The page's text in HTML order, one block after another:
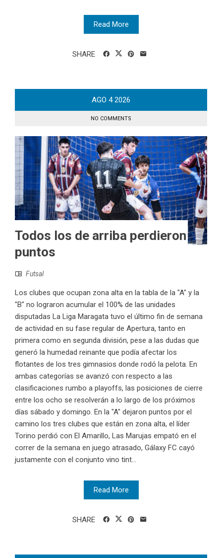
Read More
SHARE
AGO 4 2026
NO COMMENTS
Todos los de arriba perdieron
puntos
Futsal
Los clubes que ocupan zona alta en la tabla de la "A" y la
"B" no lograron acumular el 100% de las unidades
disputadas La Liga Maragata tuvo el último fin de semana
de actividad en su fase regular de Apertura, tanto en
primera como en segunda división, pese a las dudas que
generó la humedad reinante que podía afectar los
flotantes de los tres gimnasios donde rodó la pelota. En
ambas categorías se avanzó con respecto a las
clasificaciones rumbo a playoffs, las posiciones de cierre
entre los ocho se resolverán a lo largo de los próximos
días sábado y domingo. En la "A" dejaron puntos por el
camino los tres clubes que están en zona alta, el líder
Torino perdió con El Amarillo, Las Marujas empató en el
correr de la semana en juego atrasado, Gálaxy FC cayó
justamente con el conjunto vino tint...
Read More
SHARE